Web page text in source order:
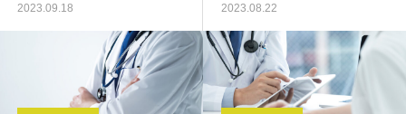
2023.09.18 2023.08.22